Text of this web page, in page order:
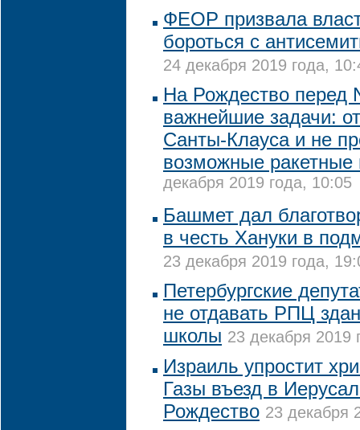
ФЕОР призвала
бороться с
24 декабря 2019 года,
На Рождество перед
важнейшие задачи:
Санты-Клауса и не
возможные
декабря 2019 года, 10:05
Башмет дал
в честь Хануки в
23 декабря 2019 года,
Петербургские
не отдавать РПЦ
школы 23 декабря 2019
Израиль упростит
Газы въезд в
Рождество 23 декабря